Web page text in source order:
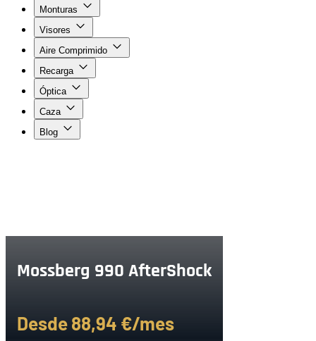
Monturas
Visores
Aire Comprimido
Recarga
Óptica
Caza
Blog
Mossberg 990 AfterShock
Desde 88,94 €/mes